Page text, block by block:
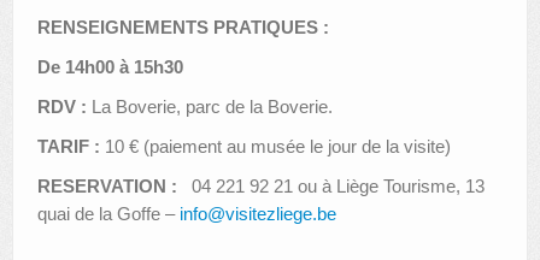
RENSEIGNEMENTS PRATIQUES :
De 14h00 à 15h30
RDV : La Boverie, parc de la Boverie.
TARIF : 10 € (paiement au musée le jour de la visite)
RESERVATION :
04 221 92 21 ou à Liège Tourisme, 13
quai de la Goffe – info@visitezliege.be